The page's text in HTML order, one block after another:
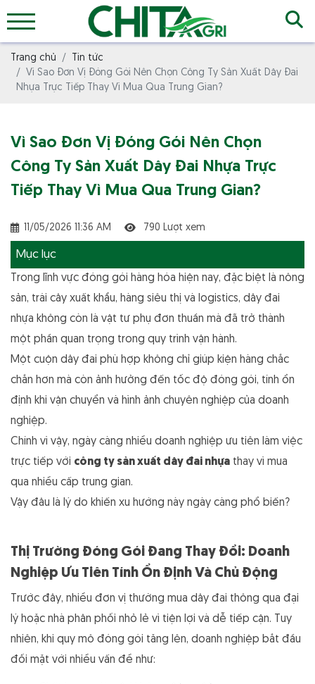
Trang chủ
Tin tức
Vì Sao Đơn Vị Đóng Gói Nên Chọn Công Ty Sản Xuất Dây Đai
Nhựa Trực Tiếp Thay Vì Mua Qua Trung Gian?
Vì Sao Đơn Vị Đóng Gói Nên Chọn
Công Ty Sản Xuất Dây Đai Nhựa Trực
Tiếp Thay Vì Mua Qua Trung Gian?
11/05/2026 11:36 AM 790 Lượt xem
Mục lục
Trong lĩnh vực đóng gói hàng hóa hiện nay, đặc biệt là nông
sản, trái cây xuất khẩu, hàng siêu thị và logistics, dây đai
nhựa không còn là vật tư phụ đơn thuần mà đã trở thành
một phần quan trọng trong quy trình vận hành.
Một cuộn dây đai phù hợp không chỉ giúp kiện hàng chắc
chắn hơn mà còn ảnh hưởng đến tốc độ đóng gói, tính ổn
định khi vận chuyển và hình ảnh chuyên nghiệp của doanh
nghiệp.
Chính vì vậy, ngày càng nhiều doanh nghiệp ưu tiên làm việc
trực tiếp với công ty sản xuất dây đai nhựa thay vì mua
qua nhiều cấp trung gian.
Vậy đâu là lý do khiến xu hướng này ngày càng phổ biến?
Thị Trường Đóng Gói Đang Thay Đổi: Doanh
Nghiệp Ưu Tiên Tính Ổn Định Và Chủ Động
Trước đây, nhiều đơn vị thường mua dây đai thông qua đại
lý hoặc nhà phân phối nhỏ lẻ vì tiện lợi và dễ tiếp cận. Tuy
nhiên, khi quy mô đóng gói tăng lên, doanh nghiệp bắt đầu
đối mặt với nhiều vấn đề như: